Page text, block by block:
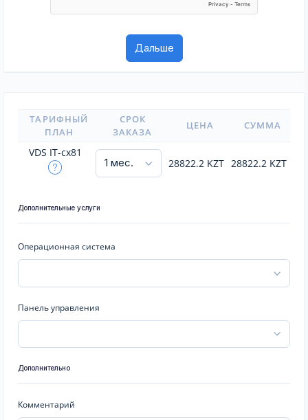
ТАРИФНЫЙ
ПЛАН
СРОК
ЗАКАЗА
ЦЕНА СУММА
VDS IT-cx81
28822.2 KZT 28822.2 KZT
Дополнительные услуги
Операционная система
Панель управления
Дополнительно
Комментарий